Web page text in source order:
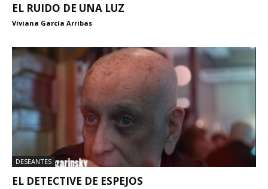
EL RUIDO DE UNA LUZ
Viviana García Arribas
DESEANTES
EL DETECTIVE DE ESPEJOS